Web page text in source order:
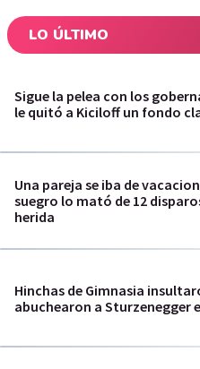
LO ÚLTIMO
Sigue la pelea con los
le quitó a Kiciloff un fondo
Una pareja se iba de
suegro lo mató de 12
herida
Hinchas de Gimnasia
abuchearon a Sturzenegger